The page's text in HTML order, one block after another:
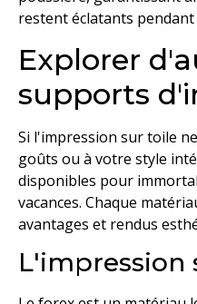
restent éclatants
Explorer
supports
Si l'impression sur toile
goûts ou à votre style
disponibles pour
vacances. Chaque
avantages et rendus
L'impression